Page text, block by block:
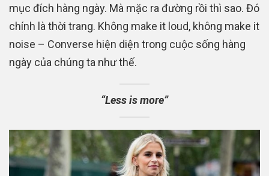
mục đích hàng ngày. Mà mặc ra đường rồi thì sao. Đó
chính là thời trang. Không make it loud, không make it
noise – Converse hiện diện trong cuộc sống hàng
ngày của chúng ta như thế.
“Less is more”